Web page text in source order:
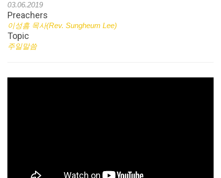
03.06.2019
Preachers
이성흠 목사(Rev. Sungheum Lee)
Topic
주일말씀